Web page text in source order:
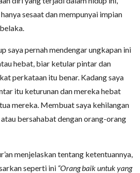
sesaat dan mempunyai impian
saya pernah mendengar ungkapan ini
hebat, biar ketular pintar dan
perkataan itu benar. Kadang saya
itu keturunan dan mereka hebat
mereka. Membuat saya kehilangan
bersahabat dengan orang-orang
menjelaskan tentang ketentuannya,
seperti ini “Orang baik untuk yang